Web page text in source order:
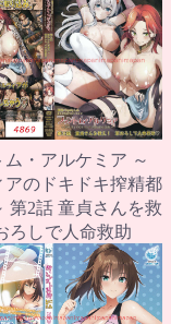
ム・アルケミア ～
アのドキドキ搾精都
第2話 童貞さんを救
ろしで人命救助